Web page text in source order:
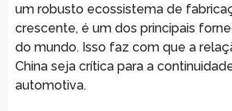
um robusto ecossistema de
crescente, é um dos principais
do mundo. Isso faz com que a
China seja crítica para a
automotiva.